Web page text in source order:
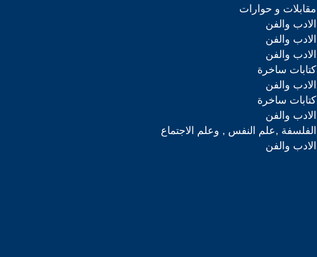
مقابلات و حوارات
الادب والفن
الادب والفن
الادب والفن
كتابات ساخرة
الادب والفن
كتابات ساخرة
الادب والفن
الفلسفة ,علم النفس , وعلم الاجتماع
الادب والفن